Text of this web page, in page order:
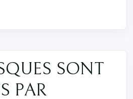
SONT
PAR